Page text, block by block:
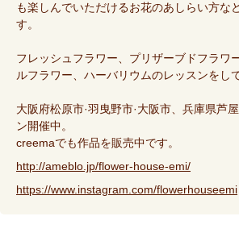
も楽しんでいただけるお花のあしらい方な
す。
フレッシュフラワー、プリザーブドフラワ
ルフラワー、ハーバリウムのレッスンをし
大阪府松原市·羽曳野市·大阪市、兵庫県芦
ン開催中。
creemaでも作品を販売中です。
http://ameblo.jp/flower-house-emi/
https://www.instagram.com/flowerhouseemi